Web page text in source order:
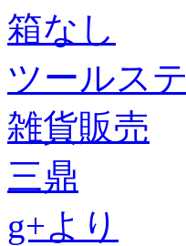
箱なし
ツールス
雑貨販売
三鼎
g+より